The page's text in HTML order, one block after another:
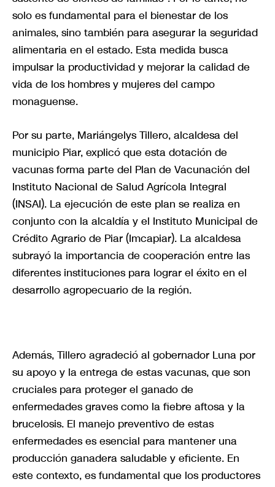
solo es fundamental para el bienestar de los
animales, sino también para asegurar la seguridad
alimentaria en el estado. Esta medida busca
impulsar la productividad y mejorar la calidad de
vida de los hombres y mujeres del campo
monaguense.
Por su parte, Mariángelys Tillero, alcaldesa del
municipio Piar, explicó que esta dotación de
vacunas forma parte del Plan de Vacunación del
Instituto Nacional de Salud Agrícola Integral
(INSAI). La ejecución de este plan se realiza en
conjunto con la alcaldía y el Instituto Municipal de
Crédito Agrario de Piar (Imcapiar). La alcaldesa
subrayó la importancia de cooperación entre las
diferentes instituciones para lograr el éxito en el
desarrollo agropecuario de la región.
Además, Tillero agradeció al gobernador Luna por
su apoyo y la entrega de estas vacunas, que son
cruciales para proteger el ganado de
enfermedades graves como la fiebre aftosa y la
brucelosis. El manejo preventivo de estas
enfermedades es esencial para mantener una
producción ganadera saludable y eficiente. En
este contexto, es fundamental que los productores